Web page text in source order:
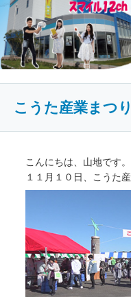
こうた産業まつり
こんにちは、山地です。
１１月１０日、こうた